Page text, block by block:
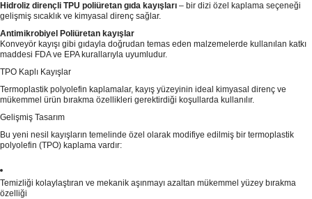
Hidroliz dirençli TPU poliüretan gıda kayışları – bir dizi özel kaplama seçeneği
gelişmiş sıcaklık ve kimyasal direnç sağlar.
Antimikrobiyel Poliüretan kayışlar
Konveyör kayışı gibi gıdayla doğrudan temas eden malzemelerde kullanılan katkı
maddesi FDA ve EPA kurallarıyla uyumludur.
TPO Kaplı Kayışlar
Termoplastik polyolefin kaplamalar, kayış yüzeyinin ideal kimyasal direnç ve
mükemmel ürün bırakma özellikleri gerektirdiği koşullarda kullanılır.
Gelişmiş Tasarım
Bu yeni nesil kayışların temelinde özel olarak modifiye edilmiş bir termoplastik
polyolefin (TPO) kaplama vardır:
Temizliği kolaylaştıran ve mekanik aşınmayı azaltan mükemmel yüzey bırakma
özelliği